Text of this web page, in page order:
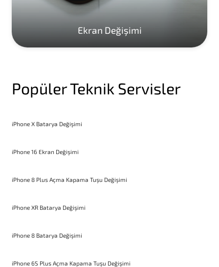
Ekran Değişimi
Popüler Teknik Servisler
iPhone X Batarya Değişimi
iPhone 16 Ekran Değişimi
iPhone 8 Plus Açma Kapama Tuşu Değişimi
iPhone XR Batarya Değişimi
iPhone 8 Batarya Değişimi
iPhone 6S Plus Açma Kapama Tuşu Değişimi